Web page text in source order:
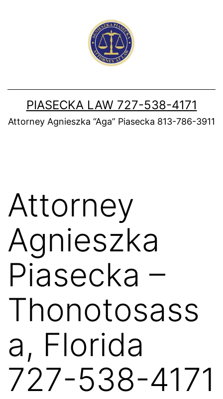
PIASECKA LAW 727-538-4171
Attorney Agnieszka “Aga” Piasecka 813-786-3911
Attorney
Agnieszka
Piasecka –
Thonotosass
a, Florida
727-538-4171